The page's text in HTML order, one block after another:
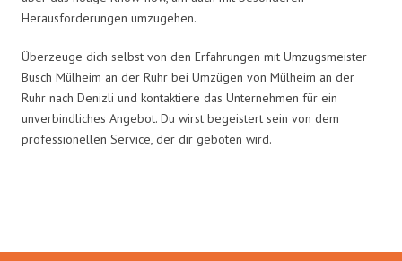
Herausforderungen umzugehen.
Überzeuge dich selbst von den Erfahrungen mit Umzugsmeister
Busch Mülheim an der Ruhr bei Umzügen von Mülheim an der
Ruhr nach Denizli und kontaktiere das Unternehmen für ein
unverbindliches Angebot. Du wirst begeistert sein von dem
professionellen Service, der dir geboten wird.